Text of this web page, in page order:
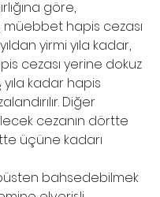
göre,
müebbet hapis cezası
yirmi yıla kadar,
cezası yerine dokuz
kadar hapis
Diğer
cezanın dörtte
üçüne kadarı
bahsedebilmek